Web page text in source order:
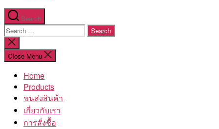
Search
Search
for:
Close
search
Close Menu
Home
Products
ขนส่งสินค้า
เกี่ยวกับเรา
การสั่งชื้อ